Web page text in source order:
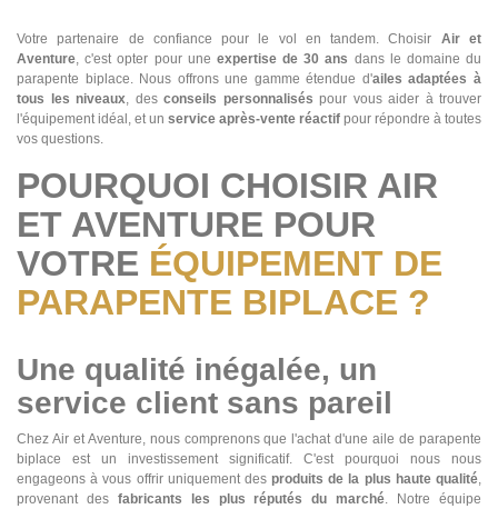
Votre partenaire de confiance pour le vol en tandem. Choisir Air et
Aventure, c'est opter pour une expertise de 30 ans dans le domaine du
parapente biplace. Nous offrons une gamme étendue d'ailes adaptées à
tous les niveaux, desconseils personnalisés pour vous aider à trouver
l'équipement idéal, et un service après-vente réactif pour répondre à toutes
vos questions.
POURQUOI CHOISIR AIR
ET AVENTURE POUR
VOTRE ÉQUIPEMENT DE
PARAPENTE BIPLACE ?
Une qualité inégalée, un
service client sans pareil
Chez Air et Aventure, nous comprenons que l'achat d'une aile de parapente
biplace est un investissement significatif. C'est pourquoi nous nous
engageons à vous offrir uniquement desproduits de la plus haute qualité,
provenant des fabricants les plus réputés du marché. Notre équipe